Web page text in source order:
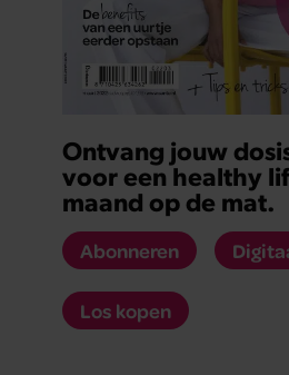
Ontvang jouw
voor een healthy
maand op de mat.
Abonneren
Los kopen